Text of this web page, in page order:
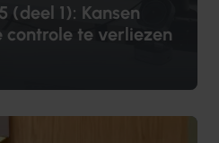
(deel 1): Kansen
controle te verliezen